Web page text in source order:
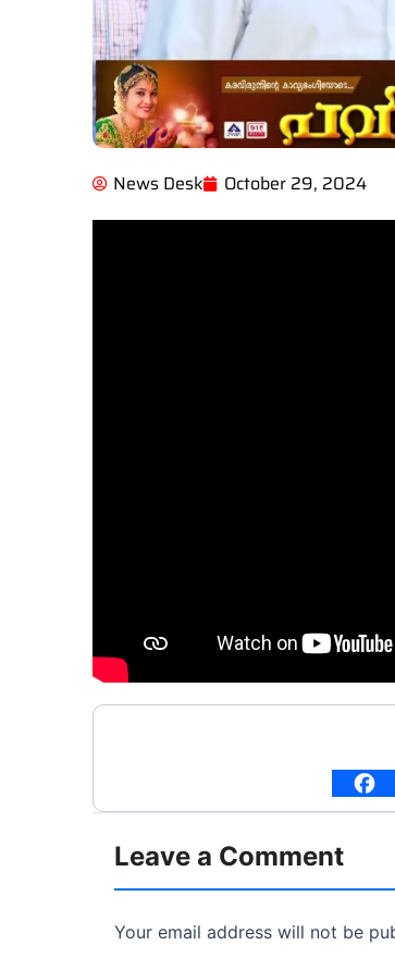
News Desk October 29, 2024
Leave a Comment
Your email address will not be